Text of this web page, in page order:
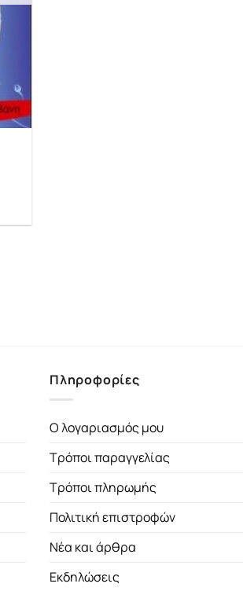
Πληροφορίες
Ο λογαριασμός μου
Τρόποι παραγγελίας
Τρόποι πληρωμής
Πολιτική επιστροφών
Νέα και άρθρα
Εκδηλώσεις